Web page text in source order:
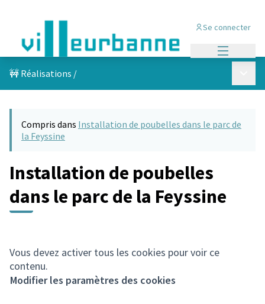
Se connecter
🚧 Réalisations /
Compris dans Installation de poubelles dans le parc de
la Feyssine
Installation de poubelles
dans le parc de la Feyssine
Vous devez activer tous les cookies pour voir ce
contenu.
Modifier les paramètres des cookies